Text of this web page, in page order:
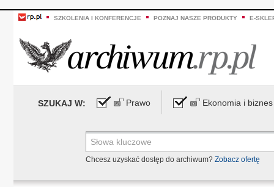
SZKOLENIA I KONFERENCJE POZNAJ NASZE PRODUKTY E-
SZUKAJ W: Prawo Ekonomia i biznes
Chcesz uzyskać dostęp do archiwum? Zobacz ofertę